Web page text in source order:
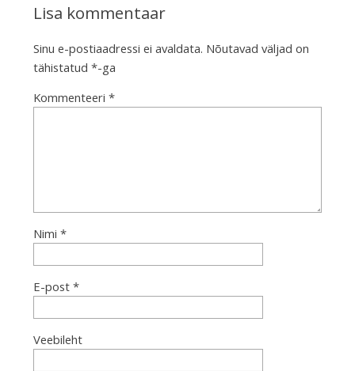
Lisa kommentaar
Sinu e-postiaadressi ei avaldata. Nõutavad väljad on
tähistatud *-ga
Kommenteeri *
Nimi *
E-post *
Veebileht